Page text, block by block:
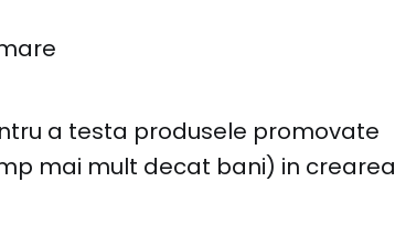
a testa produsele promovate
mai mult decat bani) in crearea